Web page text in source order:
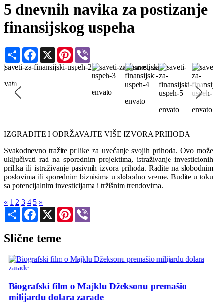
5 dnevnih navika za postizanje
finansijskog uspeha
Share Facebook
X Pinterest
envato
envato
envato
envato
IZGRADITE I ODRŽAVAJTE VIŠE IZVORA PRIHODA
Svakodnevno tražite prilike za uvećanje svojih prihoda. Ovo može
uključivati rad na sporednim projektima, istraživanje investicionih
prilika ili istraživanje pasivnih izvora prihoda. Radite na slobodnim
poslovima ili sporednim biznisima u slobodno vreme. Budite u toku
sa potencijalnim investicijama i tržišnim trendovima.
« 1 2 3 4 5 »
Share Facebook
X Pinterest
Slične teme
Biografski film o Majklu Džeksonu premašio
milijardu dolara zarade